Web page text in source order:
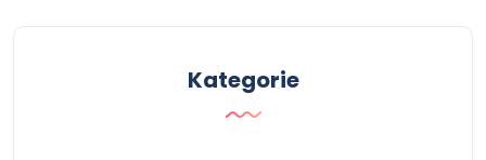
Kategorie